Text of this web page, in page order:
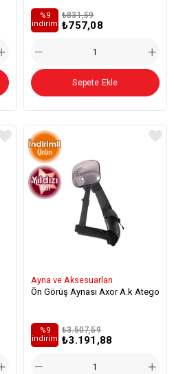
₺757,08
₺831,59
%9
i̇ndirim
Sepete Ekle
Ayna ve Aksesuarları
Ön Görüş Aynası Axor A.k Atego
₺3.191,88
₺3.507,59
%9
i̇ndirim